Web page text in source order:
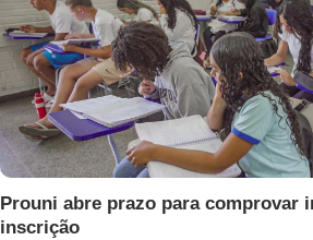
Prouni abre prazo para comprovar
inscrição